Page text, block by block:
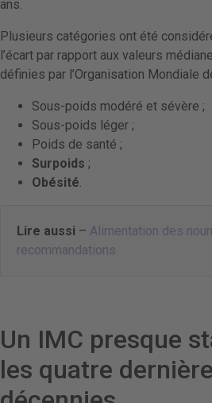
ans.
Plusieurs catégories ont été
l’écart par rapport aux valeurs
définies par l’Organisation Mondiale
Sous-poids modéré et sévère ;
Sous-poids léger ;
Poids de santé ;
Surpoids ;
Obésité.
Lire aussi – Alimentation des
recommandations
Un IMC presque
les quatre